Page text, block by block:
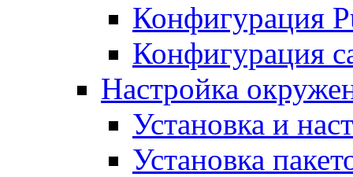
Конфигурация
Конфигурация
Настройка
Установка и
Установка